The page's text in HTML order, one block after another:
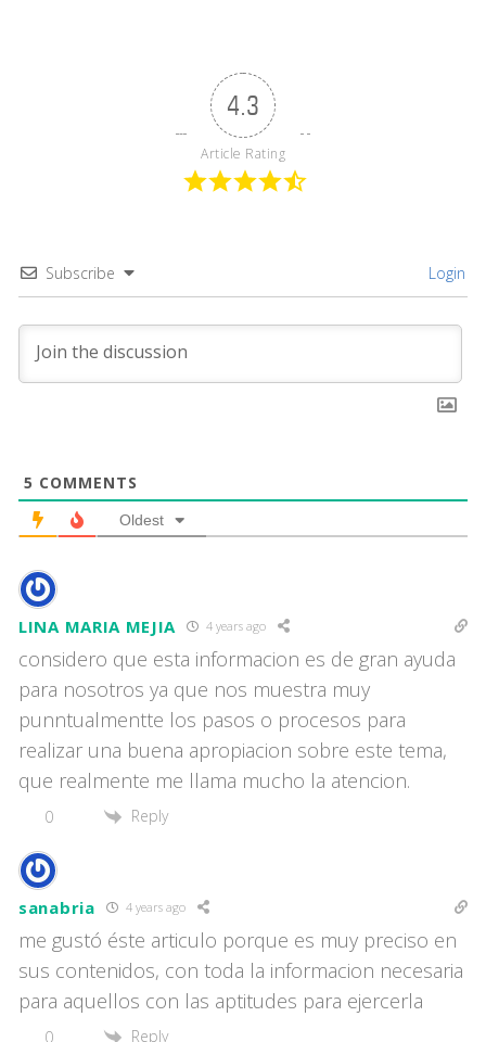
4.3
Article Rating
Subscribe Login
5 COMMENTS
Oldest
LINA MARIA MEJIA 4 years ago
considero que esta informacion es de gran ayuda
para nosotros ya que nos muestra muy
punntualmentte los pasos o procesos para
realizar una buena apropiacion sobre este tema,
que realmente me llama mucho la atencion.
0 Reply
sanabria 4 years ago
me gustó éste articulo porque es muy preciso en
sus contenidos, con toda la informacion necesaria
para aquellos con las aptitudes para ejercerla
0 Reply